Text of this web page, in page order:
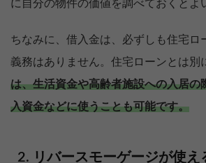
に自分の物件の価値を調べておくとよ
ちなみに、借入金は、必ずしも住宅ロ
義務はありません。住宅ローンとは別
は、生活資金や高齢者施設への入居の
入資金などに使うことも可能です。
リバースモーゲージが使え